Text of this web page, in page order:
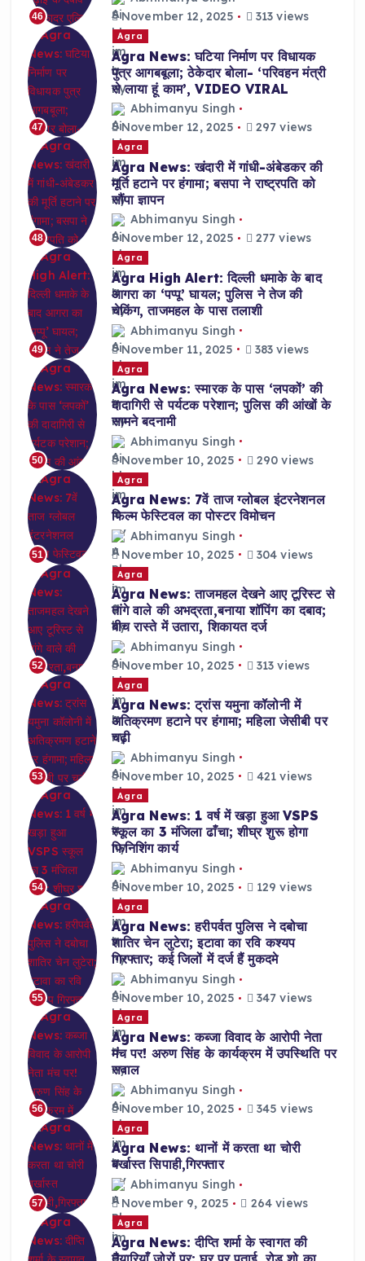
46
November 12, 2025
313 views
47
Agra
Agra News: घटिया निर्माण पर विधायक
पुत्र आगबबूला; ठेकेदार बोला- ‘परिवहन मंत्री
से लाया हूं काम’, VIDEO VIRAL
Abhimanyu Singh
November 12, 2025
297 views
48
Agra
Agra News: खंदारी में गांधी-अंबेडकर की
मूर्ति हटाने पर हंगामा; बसपा ने राष्ट्रपति को
सौंपा ज्ञापन
Abhimanyu Singh
November 12, 2025
277 views
49
Agra
Agra High Alert: दिल्ली धमाके के बाद
आगरा का ‘पप्पू’ घायल; पुलिस ने तेज की
चेकिंग, ताजमहल के पास तलाशी
Abhimanyu Singh
November 11, 2025
383 views
50
Agra
Agra News: स्मारक के पास ‘लपकों’ की
दादागिरी से पर्यटक परेशान; पुलिस की आंखों के
सामने बदनामी
Abhimanyu Singh
November 10, 2025
290 views
51
Agra
Agra News: 7वें ताज ग्लोबल इंटरनेशनल
फिल्म फेस्टिवल का पोस्टर विमोचन
Abhimanyu Singh
November 10, 2025
304 views
52
Agra
Agra News: ताजमहल देखने आए टूरिस्ट से
तांगे वाले की अभद्रता,बनाया शॉपिंग का दबाव;
बीच रास्ते में उतारा, शिकायत दर्ज
Abhimanyu Singh
November 10, 2025
313 views
53
Agra
Agra News: ट्रांस यमुना कॉलोनी में
अतिक्रमण हटाने पर हंगामा; महिला जेसीबी पर
चढ़ी
Abhimanyu Singh
November 10, 2025
421 views
54
Agra
Agra News: 1 वर्ष में खड़ा हुआ VSPS
स्कूल का 3 मंजिला ढाँचा; शीघ्र शुरू होगा
फिनिशिंग कार्य
Abhimanyu Singh
November 10, 2025
129 views
55
Agra
Agra News: हरीपर्वत पुलिस ने दबोचा
शातिर चेन लुटेरा; इटावा का रवि कश्यप
गिरफ्तार; कई जिलों में दर्ज हैं मुकदमे
Abhimanyu Singh
November 10, 2025
347 views
56
Agra
Agra News: कब्जा विवाद के आरोपी नेता
मंच पर! अरुण सिंह के कार्यक्रम में उपस्थिति पर
सवाल
Abhimanyu Singh
November 10, 2025
345 views
57
Agra
Agra News: थानों में करता था चोरी
बर्खास्त सिपाही,गिरफ्तार
Abhimanyu Singh
November 9, 2025
264 views
Agra
Agra News: दीप्ति शर्मा के स्वागत की